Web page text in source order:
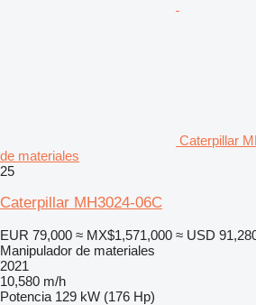
Caterpillar
de materiales
25
Caterpillar MH3024-06C
EUR 79,000 ≈ MX$1,571,000 ≈ USD
Manipulador de materiales
2021
10,580 m/h
Potencia 129 kW (176 Hp)